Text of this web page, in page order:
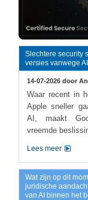
Slechtere security
versies vanwege AI
14-07-2026 door
Waar recent in
Apple sneller
AI, maakt
vreemde
Lees meer
Wat zijn op dit
juridische
van AI binnen het